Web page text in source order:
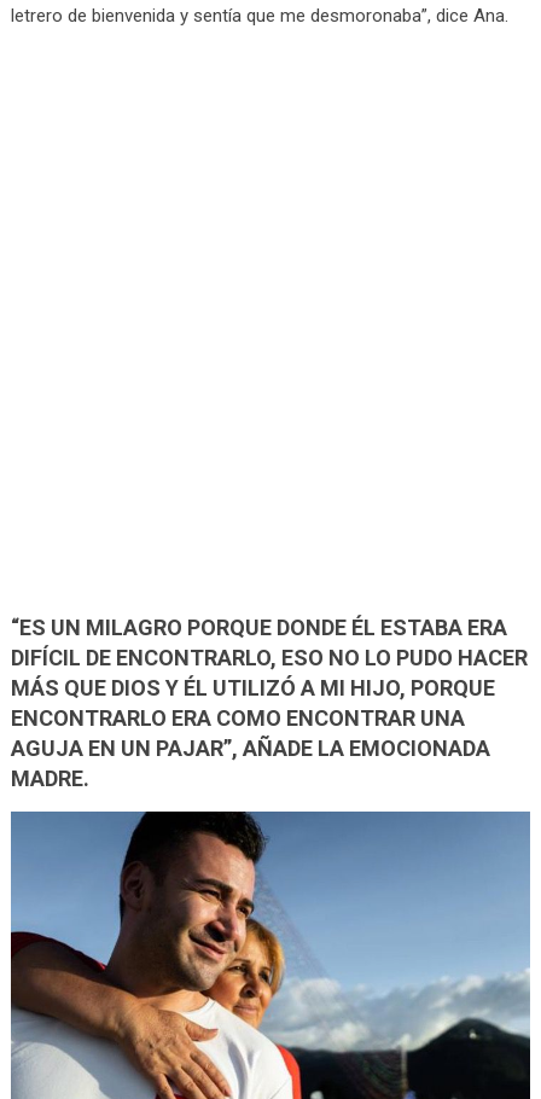
letrero de bienvenida y sentía que me desmoronaba”, dice Ana.
“ES UN MILAGRO PORQUE DONDE ÉL ESTABA ERA
DIFÍCIL DE ENCONTRARLO, ESO NO LO PUDO HACER
MÁS QUE DIOS Y ÉL UTILIZÓ A MI HIJO, PORQUE
ENCONTRARLO ERA COMO ENCONTRAR UNA
AGUJA EN UN PAJAR”, AÑADE LA EMOCIONADA
MADRE.